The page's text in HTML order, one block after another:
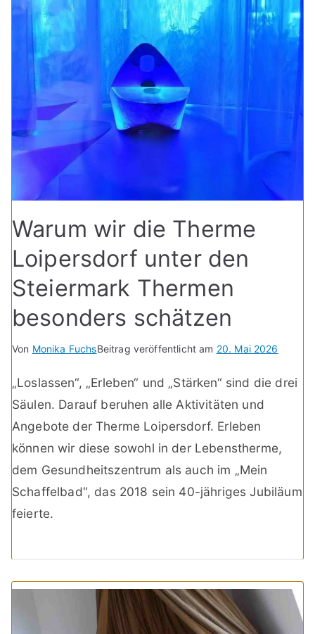
Warum wir die Therme
Loipersdorf unter den
Steiermark Thermen
besonders schätzen
Von Monika FuchsBeitrag veröffentlicht am 20. Mai 2026
„Loslassen“, „Erleben“ und „Stärken“ sind die drei
Säulen. Darauf beruhen alle Aktivitäten und
Angebote der Therme Loipersdorf. Erleben
können wir diese sowohl in der Lebenstherme,
dem Gesundheitszentrum als auch im „Mein
Schaffelbad“, das 2018 sein 40-jähriges Jubiläum
feierte.